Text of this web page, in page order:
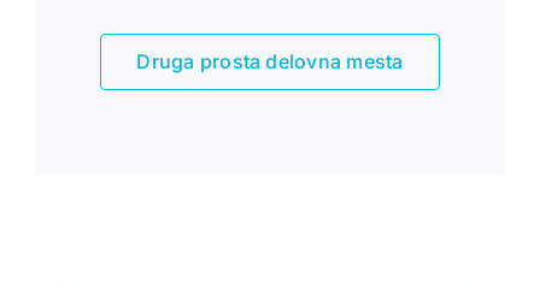
Druga prosta delovna mesta